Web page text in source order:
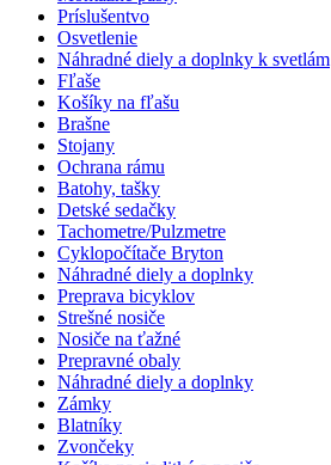
Príslušentvo
Osvetlenie
Náhradné diely a doplnky k svetlám
Fľaše
Košíky na fľašu
Brašne
Stojany
Ochrana rámu
Batohy, tašky
Detské sedačky
Tachometre/Pulzmetre
Cyklopočítače Bryton
Náhradné diely a doplnky
Preprava bicyklov
Strešné nosiče
Nosiče na ťažné
Prepravné obaly
Náhradné diely a doplnky
Zámky
Blatníky
Zvončeky